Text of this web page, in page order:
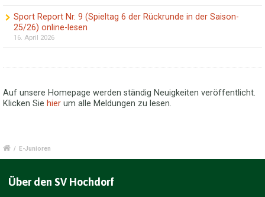
Sport Report Nr. 9 (Spieltag 6 der Rückrunde in der Saison-
25/26) online-lesen
16. April 2026
Auf unsere Homepage werden ständig Neuigkeiten veröffentlicht.
Klicken Sie hier um alle Meldungen zu lesen.
/ E-Junioren
Über den SV Hochdorf